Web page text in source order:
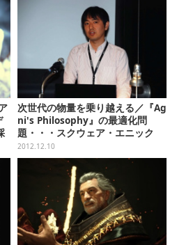
次世代の物量を乗り越える／『Ag
ni's Philosophy』の最適化問
題・・・スクウェア・エニック
ス・オープンカンファレンス2012
2012.12.10